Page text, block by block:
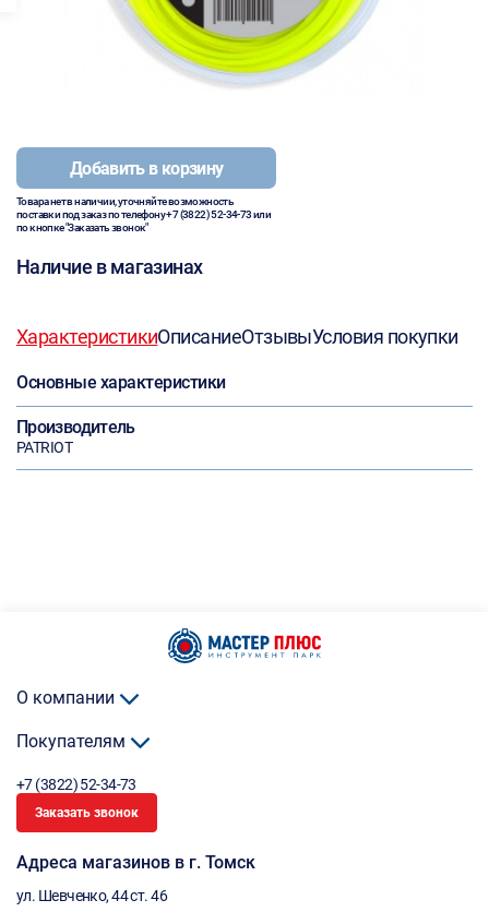
Добавить в корзину
Товара нет в наличии, уточняйте возможность
поставки под заказ по телефону+7 (3822) 52-34-73или
по кнопке "Заказать звонок"
Наличие в магазинах
ХарактеристикиОписаниеОтзывыУсловия покупки
Основные характеристики
Производитель
PATRIOT
О компании
Покупателям
+7 (3822) 52-34-73
Заказать звонок
Адреса магазинов в г. Томск
ул. Шевченко, 44 ст. 46